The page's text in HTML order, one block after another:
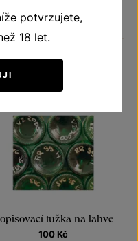
20 Kč
tužka na lahve
100 Kč
potvrzujete,
18 let.